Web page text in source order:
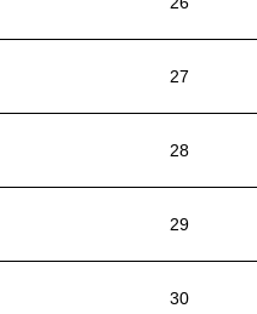
27
28
29
30